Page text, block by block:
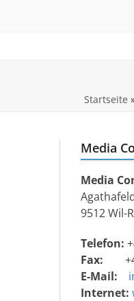
Startseite
Media
Media
9512 Wil-
Telefon:
Fax:
E-Mail:
Internet: